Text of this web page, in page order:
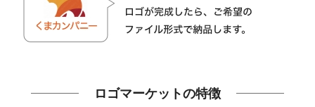
ロゴマーケットの特徴